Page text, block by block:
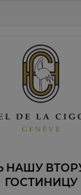
НАШУ
ГОСТИНИЦУ